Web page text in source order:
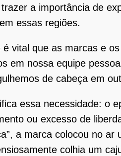
a importância de
essas regiões.
vital que as marcas e
em nossa equipe
de cabeça em
essa necessidade: o
ou excesso de
a marca colocou no
colhia um